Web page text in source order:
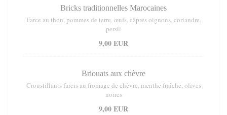
Bricks traditionnelles Marocaines
Farce au thon, pommes de terre, œufs, câpres oignons, coriandre,
persil
9,00 EUR
Briouats aux chèvre
Croustillants farcis au fromage de chèvre, menthe fraîche, olives
noires
9,00 EUR